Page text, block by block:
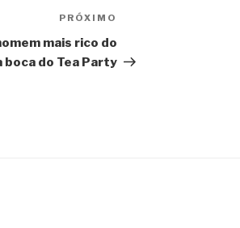
PRÓXIMO
mais rico do
boca do Tea Party